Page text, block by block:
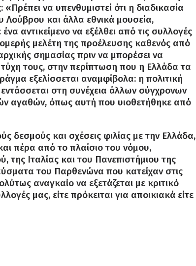
να υπενθυμιστεί ότι η διαδικασία
και άλλα εθνικά μουσεία,
αντικείμενο να εξέλθει από τις συλλογές
μελέτη της προέλευσης καθενός από
σημασίας πριν να μπορέσει να
τους, στην περίπτωση που η Ελλάδα τα
εξελίσσεται αναμφίβολα: η πολιτική
στη συνέχεια άλλων σύγχρονων
αγαθών, όπως αυτή που υιοθετήθηκε από
δεσμούς και σχέσεις φιλίας με την Ελλάδα,
πέρα από το πλαίσιο του νόμου,
Ιταλίας και του Πανεπιστήμιου της
του Παρθενώνα που κατείχαν στις
αναγκαίο να εξετάζεται με κριτικό
μας, είτε πρόκειται για αποικιακά είτε